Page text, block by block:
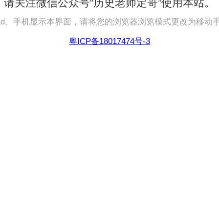
请关注微信公众号“历史老师定哥”使用本站。
、手机显示本界面，请将您的浏览器浏览模式更改为移动
粤ICP备18017474号-3